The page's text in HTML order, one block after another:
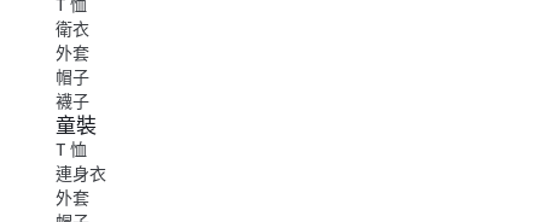
T 恤
衛衣
外套
帽子
襪子
童裝
T 恤
連身衣
外套